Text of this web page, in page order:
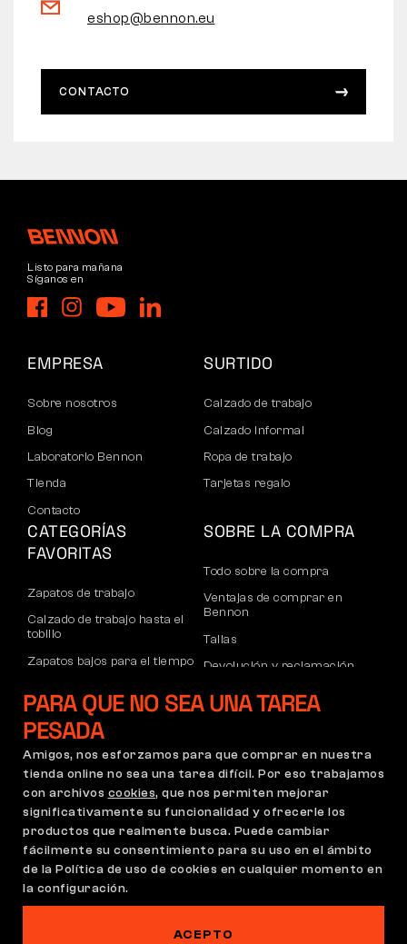
eshop@bennon.eu
CONTACTO
Listo para mañana
Síganos en
EMPRESA
Sobre nosotros
Blog
Laboratorio Bennon
Tienda
Contacto
SURTIDO
Calzado de trabajo
Calzado informal
Ropa de trabajo
Tarjetas regalo
CATEGORÍAS
FAVORITAS
Zapatos de trabajo
Calzado de trabajo hasta el
tobillo
Zapatos bajos para el tiempo
Calzado informal de tobillo
Pantalones
Sudaderas
SOBRE LA COMPRA
Todo sobre la compra
Ventajas de comprar en
Bennon
Tallas
Devolución y reclamación
Transporte y pago
Reclamaciones y garantía
Condiciones Generales
Política de Reclamaciones
Configuración de cookies
GDPR
España | Español
PARA QUE NO SEA UNA TAREA
PESADA
Amigos, nos esforzamos para que comprar en nuestra
tienda online no sea una tarea difícil. Por eso trabajamos
con archivos cookies, que nos permiten mejorar
significativamente su funcionalidad y ofrecerle los
productos que realmente busca. Puede cambiar
fácilmente su consentimiento para su uso en el ámbito
de la Política de uso de cookies en cualquier momento en
la configuración.
ACEPTO